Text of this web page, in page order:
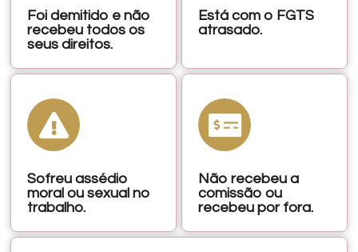
Foi demitido e não
recebeu todos os
seus direitos.
Está com o FGTS
atrasado.
Sofreu assédio
moral ou sexual no
trabalho.
Não recebeu a
comissão ou
recebeu por fora.